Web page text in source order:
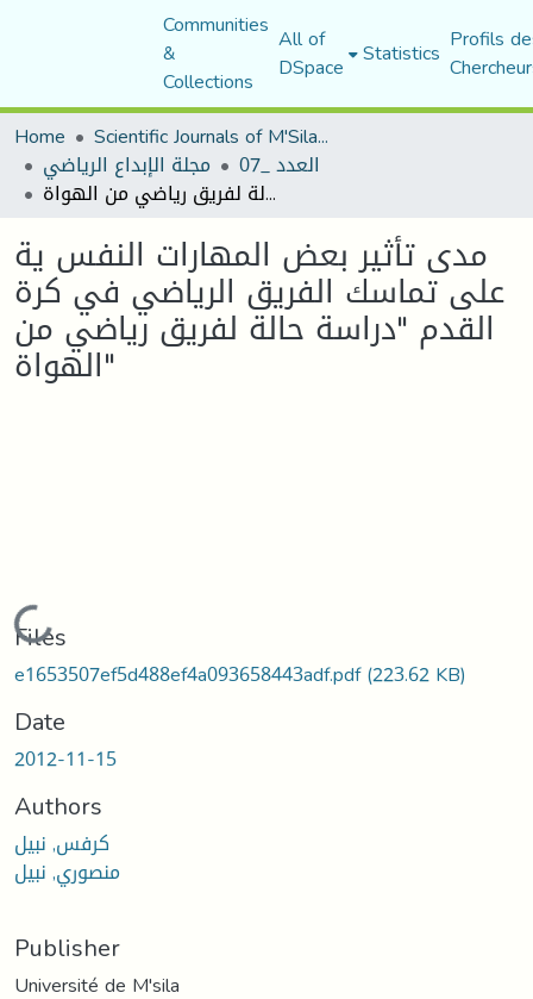
Communities
&
Collections
All of
DSpace Statistics Profils
Home
Scientific Journals of M'Sila University
مجلة الإبداع الرياضي العدد _07
مدى تأثير بعض المهارات النفس ية على تماسك الفريق الرياضي في كرة القدم "دراسة حالة لفريق رياضي من الهواة"
مدى تأثير بعض المهارات النفس ية
على تماسك الفريق الرياضي في كرة
القدم "دراسة حالة لفريق رياضي من
الهواة"
Loading...
Files
e1653507ef5d488ef4a093658443adf.pdf(223.62 KB)
Date
2012-11-15
Authors
كرفس, نبيل
منصوري, نبيل
Publisher
Université de M'sila